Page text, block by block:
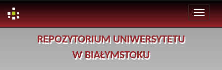
REPOZYTORIUM UNIWERSYTETU
W BIAŁYMSTOKU